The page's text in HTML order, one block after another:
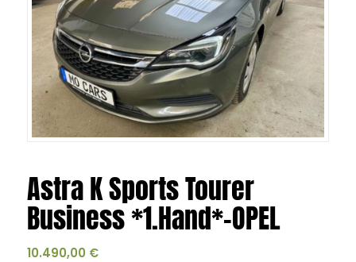
Astra K Sports Tourer
Business *1.Hand*-OPEL
10.490,00 €